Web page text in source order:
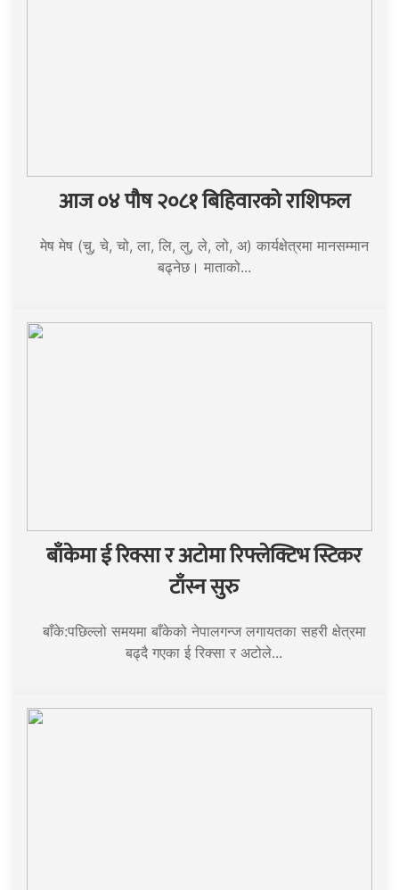
आज ०४ पौष २०८१ बिहिवारको राशिफल
मेष मेष (चु, चे, चो, ला, लि, लु, ले, लो, अ) कार्यक्षेत्रमा मानसम्मान
बढ्नेछ। माताको...
बाँकेमा ई रिक्सा र अटोमा रिफ्लेक्टिभ स्टिकर
टाँस्न सुरु
बाँके:पछिल्लो समयमा बाँकेको नेपालगन्ज लगायतका सहरी क्षेत्रमा
बढ्दै गएका ई रिक्सा र अटोले...